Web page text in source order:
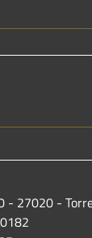
- 27020 -